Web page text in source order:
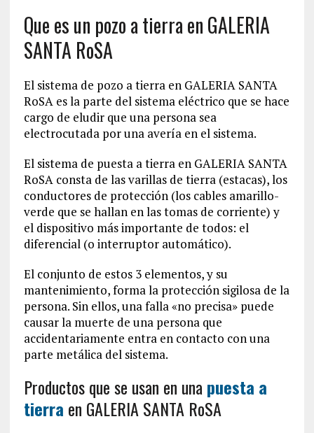
Que es un pozo a tierra en GALERIA
SANTA RoSA
El sistema de pozo a tierra en GALERIA SANTA
RoSA es la parte del sistema eléctrico que se hace
cargo de eludir que una persona sea
electrocutada por una avería en el sistema.
El sistema de puesta a tierra en GALERIA SANTA
RoSA consta de las varillas de tierra (estacas), los
conductores de protección (los cables amarillo-
verde que se hallan en las tomas de corriente) y
el dispositivo más importante de todos: el
diferencial (o interruptor automático).
El conjunto de estos 3 elementos, y su
mantenimiento, forma la protección sigilosa de la
persona. Sin ellos, una falla «no precisa» puede
causar la muerte de una persona que
accidentariamente entra en contacto con una
parte metálica del sistema.
Productos que se usan en unapuesta a
tierra en GALERIA SANTA RoSA